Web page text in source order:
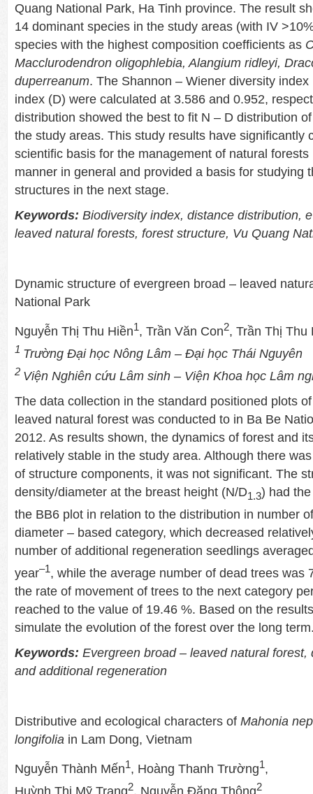
Quang National Park, Ha Tinh province. The result
14 dominant species in the study areas (with IV
species with the highest composition coefficients as
Macclurodendron oligophlebia, Alangium ridleyi,
duperreanum. The Shannon – Wiener diversity index
index (D) were calculated at 3.586 and 0.952,
distribution showed the best to fit N – D distribution
the study areas. This study results have significantly
scientific basis for the management of natural
manner in general and provided a basis for studying
structures in the next stage.
Keywords: Biodiversity index, distance distribution,
leaved natural forests, forest structure, Vu Quang
Dynamic structure of evergreen broad – leaved
National Park
Nguyễn Thị Thu Hiền1, Trần Văn Con2, Trần Thị Thu
1 Trường Đại học Nông Lâm – Đại học Thái Nguyên
2 Viện Nghiên cứu Lâm sinh – Viện Khoa học Lâm
The data collection in the standard positioned plots
leaved natural forest was conducted to in Ba Be
2012. As results shown, the dynamics of forest and
relatively stable in the study area. Although there
of structure components, it was not significant. The
density/diameter at the breast height (N/D1.3) had
the BB6 plot in relation to the distribution in number
diameter – based category, which decreased
number of additional regeneration seedlings
year–1, while the average number of dead trees was
the rate of movement of trees to the next category
reached to the value of 19.46 %. Based on the
simulate the evolution of the forest over the long
Keywords: Evergreen broad – leaved natural forest,
and additional regeneration
Distributive and ecological characters of Mahonia
longifolia in Lam Dong, Vietnam
Nguyễn Thành Mến1, Hoàng Thanh Trường1,
Huỳnh Thị Mỹ Trang2, Nguyễn Đặng Thông2